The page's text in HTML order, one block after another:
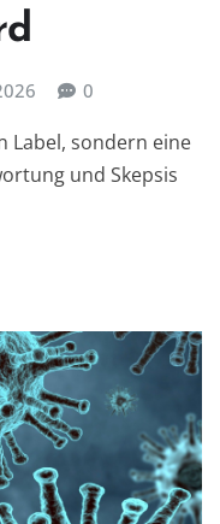
0
Label, sondern eine
und Skepsis